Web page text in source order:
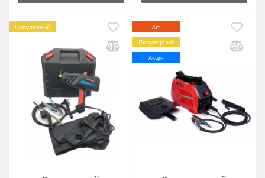
Популярний
Хіт
Популярний
Акція